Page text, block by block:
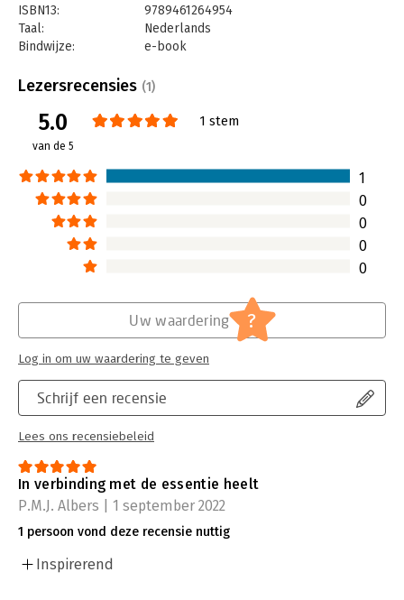
ISBN13:
9789461264954
Taal:
Nederlands
Bindwijze:
e-book
Bestandsformaat:
epub
Uitgever:
Uitgeverij Haystack
Verschijningsdatum:
Hoofdrubriek:
Lezersrecensies (1)
5.0
van de 5
1 stem
1
0
0
0
0
Schrijf een recensie
Lees ons recensiebeleid
Uw waardering ?
Log in om uw waardering te geven
In verbinding met de essentie heelt
P.M.J. Albers | 1 september 2022
1 persoon vond deze recensie nuttig
Inspirerend